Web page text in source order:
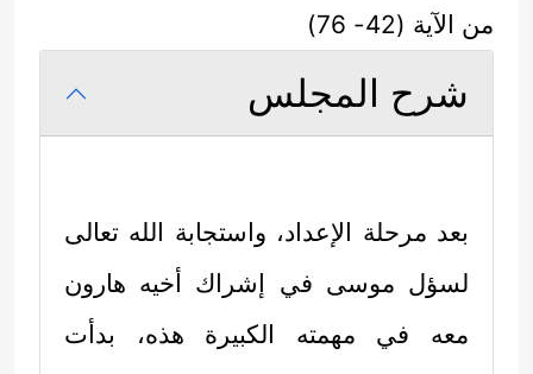
من الآية (42- 76)
شرح المجلس
بعد مرحلة الإعداد، واستجابة الله تعالى
لسؤل موسى في إشراك أخيه هارون
معه في مهمته الكبيرة هذه، بدأت